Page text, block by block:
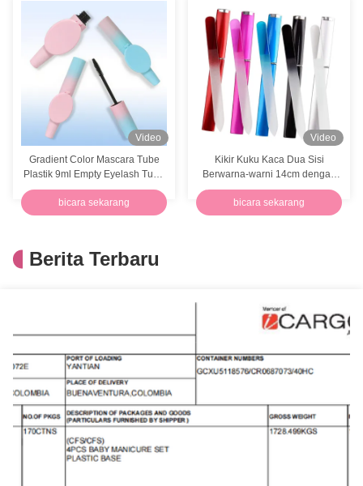
Video
Gradient Color Mascara Tube
Plastik 9ml Empty Eyelash Tube
Lembar Ganda
bicara sekarang
Video
Kikir Kuku Kaca Dua Sisi
Berwarna-warni 14cm dengan
Sarung Pelindung
bicara sekarang
Berita Terbaru